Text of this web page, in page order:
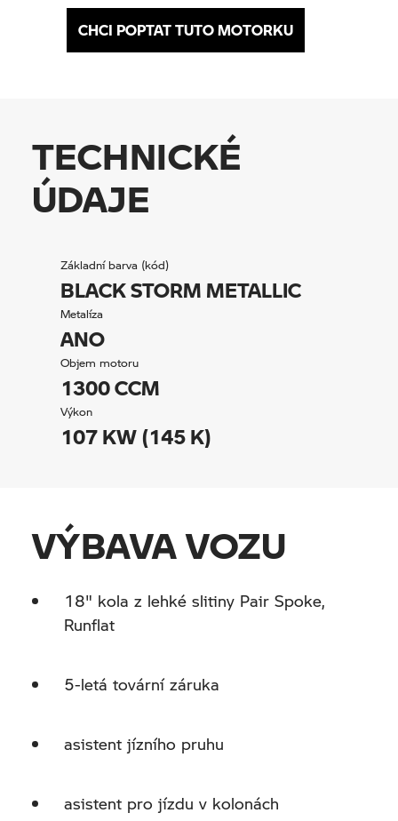
CHCI POPTAT TUTO MOTORKU
TECHNICKÉ
ÚDAJE
Základní barva (kód)
BLACK STORM METALLIC
Metalíza
ANO
Objem motoru
1300 CCM
Výkon
107 KW (145 K)
VÝBAVA VOZU
18" kola z lehké slitiny Pair Spoke,
Runflat
5-letá tovární záruka
asistent jízního pruhu
asistent pro jízdu v kolonách